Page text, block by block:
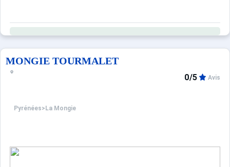
MONGIE TOURMALET
Pyrénées> La Mongie
0/5 Avis